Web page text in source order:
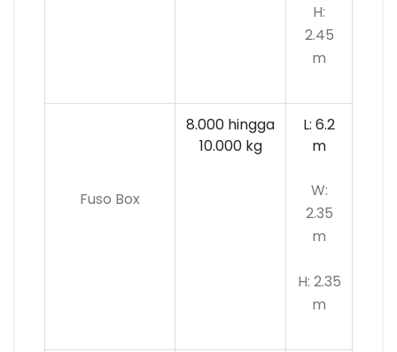
H:
2.45
m
Fuso Box
8.000 hingga
10.000 kg
L: 6.2
m
W:
2.35
m
H: 2.35
m